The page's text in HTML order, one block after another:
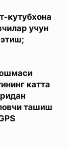
кутубхона
учун
катта
ташиш